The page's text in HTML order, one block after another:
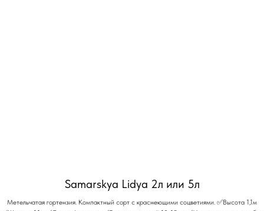
Samarskya Lidya 2л или 5л
Метельчатая гортензия. Компактный сорт с краснеющими соцветиями. ✅Высота 1,1м